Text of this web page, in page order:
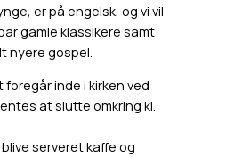
er på engelsk, og vi vil
gamle klassikere samt
nyere gospel.
inde i kirken ved
at slutte omkring kl.
serveret kaffe og